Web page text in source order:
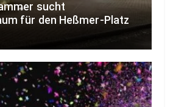
sucht
für den Heßmer-Platz